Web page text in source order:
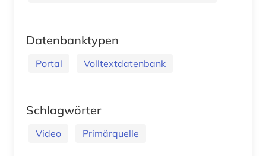
Datenbanktypen
Portal Volltextdatenbank
Schlagwörter
Video Primärquelle